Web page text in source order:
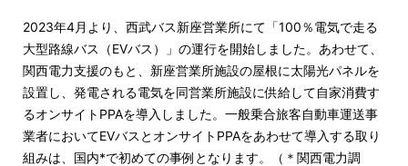
2023年4月より、西武バス新座営業所にて「100％電気で走る
大型路線バス（EVバス）」の運行を開始しました。あわせて、
関西電力支援のもと、新座営業所施設の屋根に太陽光パネルを
設置し、発電される電気を同営業所施設に供給して自家消費す
るオンサイトPPAを導入しました。一般乗合旅客自動車運送事
業者においてEVバスとオンサイトPPAをあわせて導入する取り
組みは、国内*で初めての事例となります。（＊関西電力調